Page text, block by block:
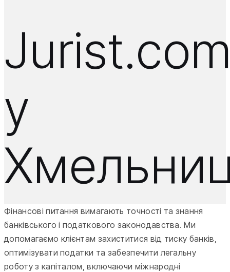
у
Фінансові питання вимагають точності та знання
банківського і податкового законодавства. Ми
допомагаємо клієнтам захиститися від тиску банків,
оптимізувати податки та забезпечити легальну
роботу з капіталом, включаючи міжнародні